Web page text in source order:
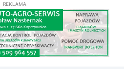
REKLAMA